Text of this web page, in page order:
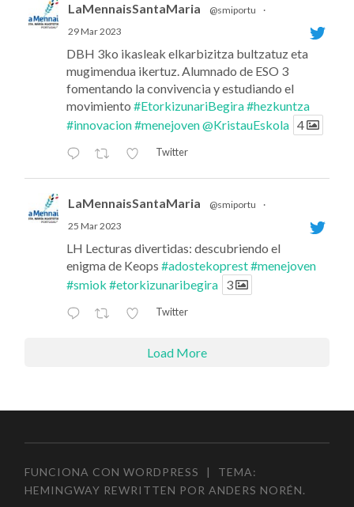
LaMennaisSantaMaria @smiportu
·
29 Mar 2023
DBH 3ko ikasleak elkarbizitza bultzatuz eta
mugimendua ikertuz. Alumnado de ESO 3
fomentando la convivencia y estudiando el
movimiento#EtorkizunariBegira#hezkuntza
#innovacion#menejoven@KristauEskola 4
Twitter
LaMennaisSantaMaria @smiportu
·
25 Mar 2023
LH Lecturas divertidas: descubriendo el
enigma de Keops#adostekoprest#menejoven
#smiok #etorkizunaribegira 3
Twitter
Load More
FUNCIONA CON WORDPRESS |
TEMA:
HEMINGWAY REWRITTEN PORANDERS NORÉN.